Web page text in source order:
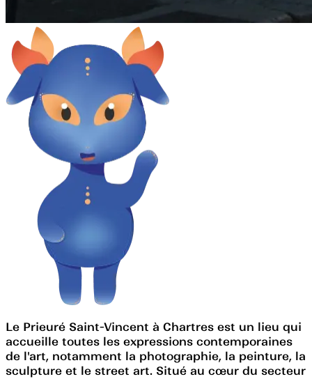
Le Prieuré Saint-Vincent à Chartres est un lieu qui
accueille toutes les expressions contemporaines
de l'art, notamment la photographie, la peinture, la
sculpture et le street art. Situé au cœur du secteur